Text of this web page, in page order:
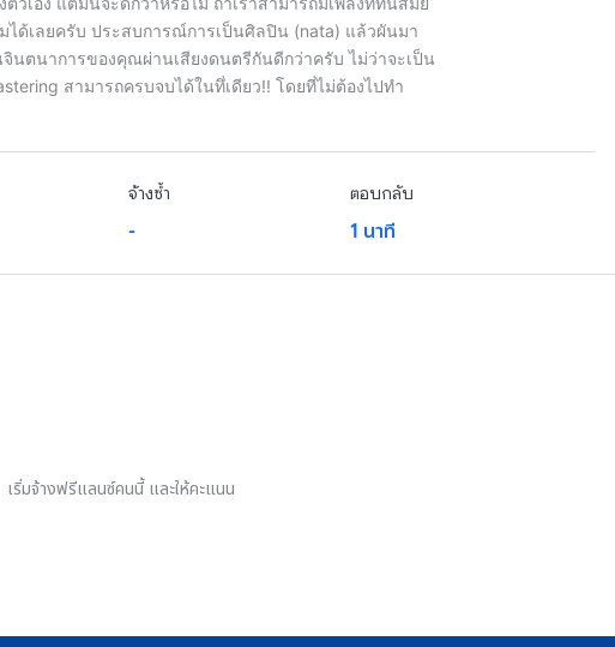
ได้เลยครับ ประสบการณ์การเป็นศิลปิน (nata) แล้วผันมา
นตนาการของคุณผ่านเสียงดนตรีกันดีกว่าครับ ไม่ว่าจะเป็น
สามารถครบจบได้ในทึ่เดียว!! โดยที่ไม่ต้องไปทำ
จ้างซ้ำ
-
ตอบกลับ
1 นาที
เริ่มจ้างฟรีแลนซ์คนนี้ และให้คะแนน